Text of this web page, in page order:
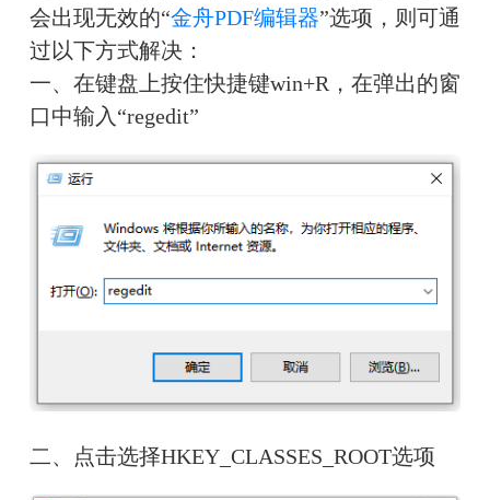
会出现无效的“金舟PDF编辑器”选项，则可通
过以下方式解决：
一、在键盘上按住快捷键win+R，在弹出的窗
口中输入“regedit”
二、点击选择HKEY_CLASSES_ROOT选项